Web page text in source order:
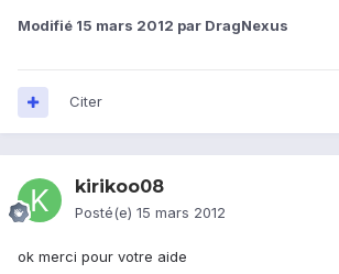
Modifié 15 mars 2012 par DragNexus
Citer
kirikoo08
Posté(e) 15 mars 2012
ok merci pour votre aide